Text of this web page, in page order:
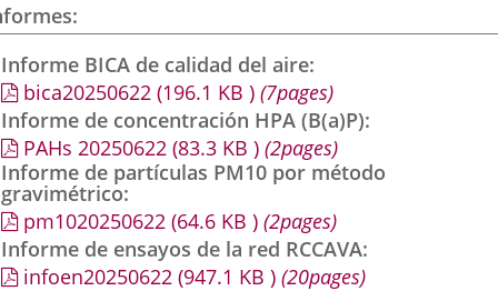
externa.externa.
Informe BICA de calidad del aire
bica20250622 (196.1 KB ) (7pages)
Informe de concentración HPA (B(a)P)
PAHs 20250622 (83.3 KB ) (2pages)
Informe de partículas PM10 por método
gravimétrico
pm1020250622 (64.6 KB ) (2pages)
Informe de ensayos de la red RCCAVA
infoen20250622 (947.1 KB ) (20pages)